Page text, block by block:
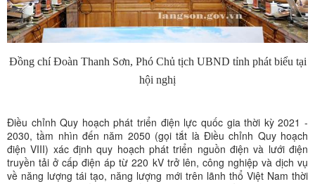
Đồng chí Đoàn Thanh Sơn, Phó Chủ tịch UBND tỉnh phát biểu tại
hội nghị
Điều chỉnh Quy hoạch phát triển điện lực quốc gia thời kỳ 2021 -
2030, tầm nhìn đến năm 2050 (gọi tắt là Điều chỉnh Quy hoạch
điện VIII) xác định quy hoạch phát triển nguồn điện và lưới điện
truyền tải ở cấp điện áp từ 220 kV trở lên, công nghiệp và dịch vụ
về năng lượng tái tạo, năng lượng mới trên lãnh thổ Việt Nam thời